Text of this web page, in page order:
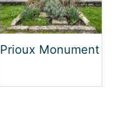
Prioux Monument